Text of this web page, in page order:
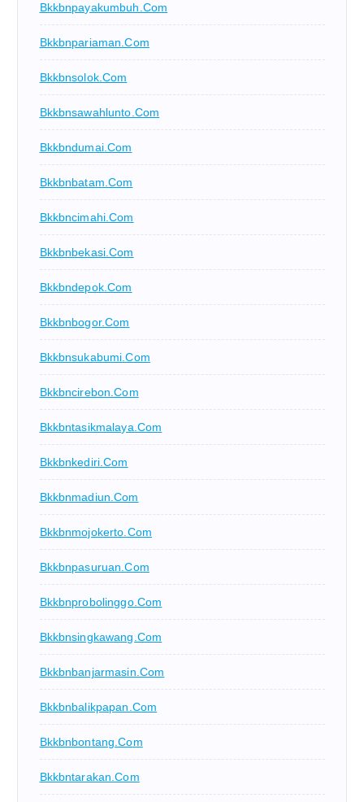
Bkkbnpayakumbuh.com
Bkkbnpariaman.com
Bkkbnsolok.com
Bkkbnsawahlunto.com
Bkkbndumai.com
Bkkbnbatam.com
Bkkbncimahi.com
Bkkbnbekasi.com
Bkkbndepok.com
Bkkbnbogor.com
Bkkbnsukabumi.com
Bkkbncirebon.com
Bkkbntasikmalaya.com
Bkkbnkediri.com
Bkkbnmadiun.com
Bkkbnmojokerto.com
Bkkbnpasuruan.com
Bkkbnprobolinggo.com
Bkkbnsingkawang.com
Bkkbnbanjarmasin.com
Bkkbnbalikpapan.com
Bkkbnbontang.com
Bkkbntarakan.com